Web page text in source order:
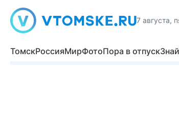
7 августа,
ТомскРоссияМирФотоПора в отпуск